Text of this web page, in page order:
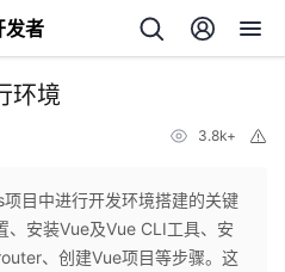
发者
环境
3.8k+
项目中进行开发环境搭建的关键
安装Vue及Vue CLI工具、安
、创建Vue项目等步骤。这